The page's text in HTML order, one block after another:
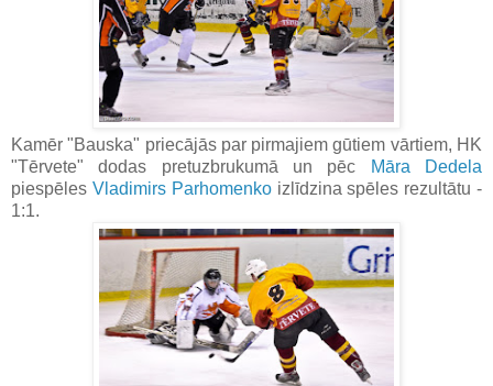
Kamēr "Bauska" priecājās par pirmajiem gūtiem vārtiem, HK
"Tērvete" dodas pretuzbrukumā un pēc
Māra Dedela
piespēles Vladimirs Parhomenkoizlīdzina spēles rezultātu -
1:1.